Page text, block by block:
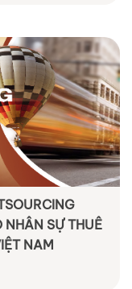
SỰ THUÊ
NAM